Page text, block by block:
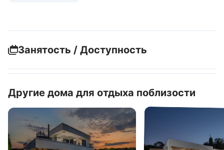
Занятость / Доступность
Другие дома для отдыха поблизости